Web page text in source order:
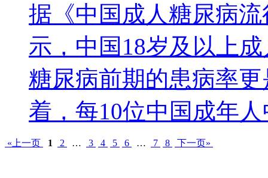
据《中国成人糖尿病
示，中国18岁及以上
糖尿病前期的患病率
着，每10位中国成年人
«上一页 1 2 … 3 4 5 6 … 7 8 下一页»